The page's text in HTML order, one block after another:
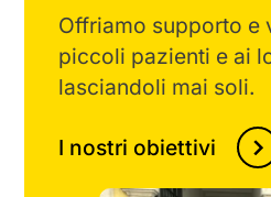
Offriamo supporto e
piccoli pazienti e ai
lasciandoli mai soli.
I nostri obiettivi